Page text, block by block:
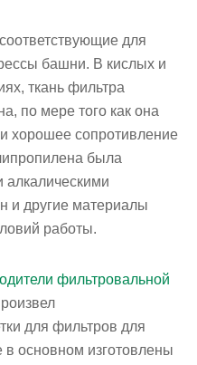
для
башни. В кислых и
ткань фильтра
по мере того как она
хорошее сопротивление
была
алкалическими
и другие материалы
работы.
фильтровальной
для фильтров для
основном изготовлены